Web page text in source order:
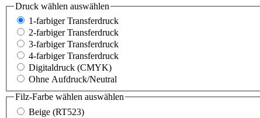
Druck wählen auswählen
1-farbiger Transferdruck
2-farbiger Transferdruck
3-farbiger Transferdruck
4-farbiger Transferdruck
Digitaldruck (CMYK)
Ohne Aufdruck/Neutral
Filz-Farbe wählen auswählen
Beige (RT523)